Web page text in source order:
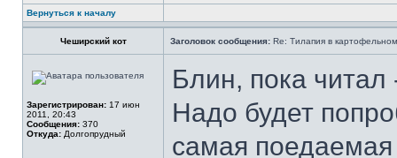
Вернуться к началу
Чеширский кот Заголовок сообщения: Re: Тилапия в
Зарегистрирован: 17 июн
2011, 20:43
Сообщения: 370
Откуда: Долгопрудный
Блин, пока
Надо будет
самая